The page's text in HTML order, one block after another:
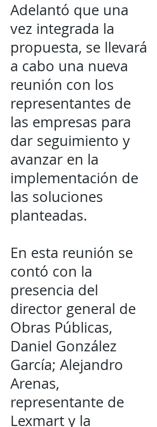
Adelantó que una
vez integrada la
propuesta, se llevará
a cabo una nueva
reunión con los
representantes de
las empresas para
dar seguimiento y
avanzar en la
implementación de
las soluciones
planteadas.
En esta reunión se
contó con la
presencia del
director general de
Obras Públicas,
Daniel González
García; Alejandro
Arenas,
representante de
Lexmart y la